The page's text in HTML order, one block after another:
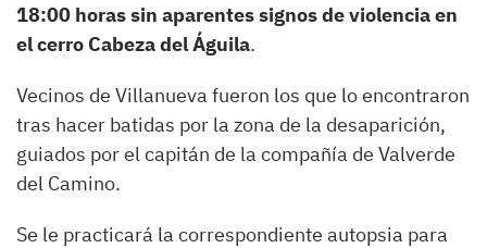
18:00 horas sin aparentes signos de violencia en
el cerro Cabeza del Águila.
Vecinos de Villanueva fueron los que lo encontraron
tras hacer batidas por la zona de la desaparición,
guiados por el capitán de la compañía de Valverde
del Camino.
Se le practicará la correspondiente autopsia para